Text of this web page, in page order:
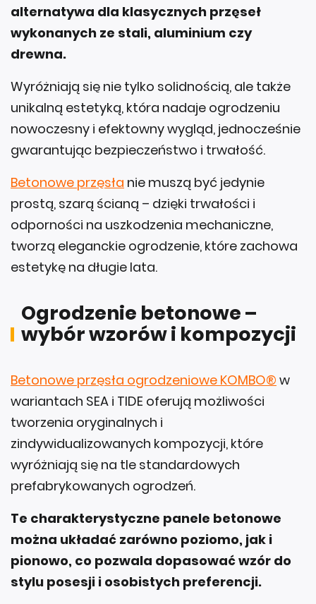
alternatywa dla klasycznych przęseł
wykonanych ze stali, aluminium czy
drewna.
Wyróżniają się nie tylko solidnością, ale także
unikalną estetyką, która nadaje ogrodzeniu
nowoczesny i efektowny wygląd, jednocześnie
gwarantując bezpieczeństwo i trwałość.
Betonowe przęsła nie muszą być jedynie
prostą, szarą ścianą – dzięki trwałości i
odporności na uszkodzenia mechaniczne,
tworzą eleganckie ogrodzenie, które zachowa
estetykę na długie lata.
Ogrodzenie betonowe –
wybór wzorów i kompozycji
Betonowe przęsła ogrodzeniowe KOMBO® w
wariantach SEA i TIDE oferują możliwości
tworzenia oryginalnych i
zindywidualizowanych kompozycji, które
wyróżniają się na tle standardowych
prefabrykowanych ogrodzeń.
Te charakterystyczne panele betonowe
można układać zarówno poziomo, jak i
pionowo, co pozwala dopasować wzór do
stylu posesji i osobistych preferencji.